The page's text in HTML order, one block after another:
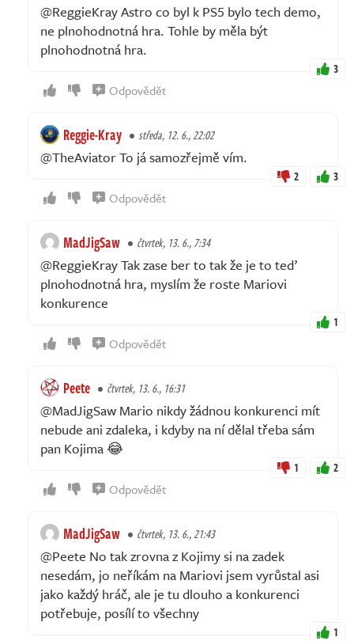
@ReggieKray Astro co byl k PS5 bylo tech demo,
ne plnohodnotná hra. Tohle by měla být
plnohodnotná hra.
3
Odpovědět
Reggie-Kray středa, 12. 6., 22:02
@TheAviator To já samozřejmě vím.
2 3
Odpovědět
MadJigSaw čtvrtek, 13. 6., 7:34
@ReggieKray Tak zase ber to tak že je to teď
plnohodnotná hra, myslím že roste Mariovi
konkurence
1
Odpovědět
Peete čtvrtek, 13. 6., 16:31
@MadJigSaw Mario nikdy žádnou konkurenci mít
nebude ani zdaleka, i kdyby na ní dělal třeba sám
pan Kojima 😂
1 2
Odpovědět
MadJigSaw čtvrtek, 13. 6., 21:43
@Peete No tak zrovna z Kojimy si na zadek
nesedám, jo neříkám na Mariovi jsem vyrůstal asi
jako každý hráč, ale je tu dlouho a konkurenci
potřebuje, posílí to všechny
1